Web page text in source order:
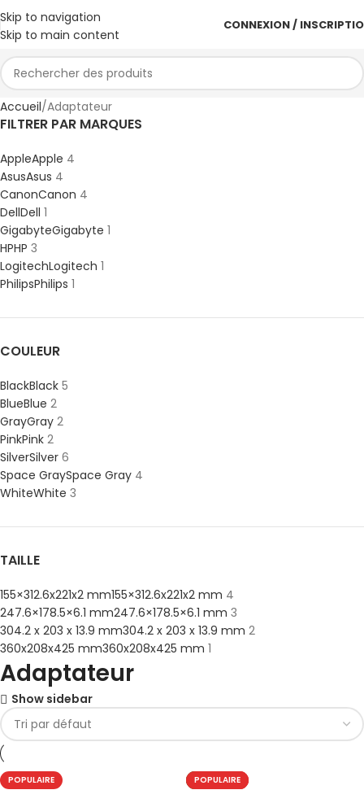
Skip to navigation
Skip to main content
CONNEXION /
Accueil Adaptateur
FILTRER PAR MARQUES
AppleApple 4
AsusAsus 4
CanonCanon 4
DellDell 1
GigabyteGigabyte 1
HPHP 3
LogitechLogitech 1
PhilipsPhilips 1
COULEUR
BlackBlack 5
BlueBlue 2
GrayGray 2
PinkPink 2
SilverSilver 6
Space GraySpace Gray 4
WhiteWhite 3
TAILLE
155×312.6x221x2 mm155×312.6x221x2 mm 4
247.6×178.5×6.1 mm247.6×178.5×6.1 mm 3
304.2 x 203 x 13.9 mm304.2 x 203 x 13.9 mm 2
360x208x425 mm360x208x425 mm 1
Adaptateur
Show sidebar
POPULAIRE
POPULAIRE
POPULAIRE NOUVEAU
POPULAIRE